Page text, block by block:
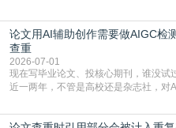
查数值误导。知网（CNKI）是学校定
生联合比对库，能比历届学长论文，硕
库，期刊投稿用AMLMC/SML
论文用AI辅助创作需要做AIGC检
查重
2026-07-01
现在写毕业论文、投核心期刊，谁没试
近一两年，不管是高校还是杂志社，对
真的太亏。提前做AIGC检测，已经成